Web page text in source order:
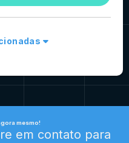
mesmo!
em contato para